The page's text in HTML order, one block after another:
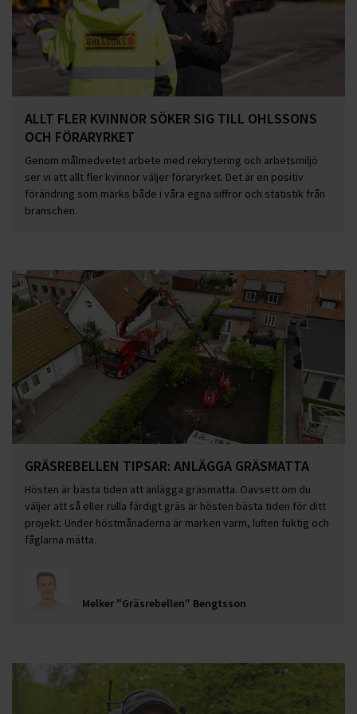
ALLT FLER KVINNOR SÖKER SIG TILL OHLSSONS
OCH FÖRARYRKET
Genom målmedvetet arbete med rekrytering och arbetsmiljö
ser vi att allt fler kvinnor väljer föraryrket. Det är en positiv
förändring som märks både i våra egna siffror och statistik från
branschen.
GRÄSREBELLEN TIPSAR: ANLÄGGA GRÄSMATTA
Hösten är bästa tiden att anlägga gräsmatta. Oavsett om du
väljer att så eller rulla färdigt gräs är hösten bästa tiden för ditt
projekt. Under höstmånaderna är marken varm, luften fuktig och
fåglarna mätta.
Melker "Gräsrebellen" Bengtsson